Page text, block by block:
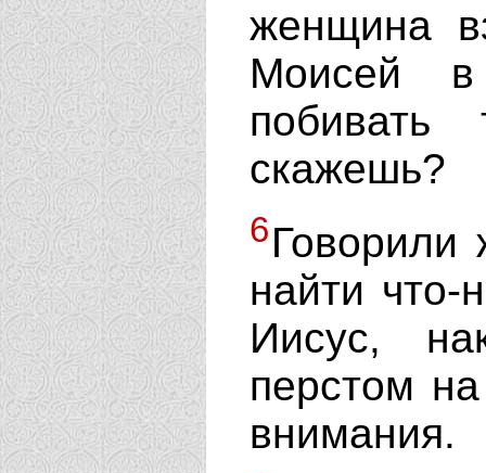
женщина
Моисей в
скажешь?
6Говорили
найти что-
Иисус,
перстом
внимания.